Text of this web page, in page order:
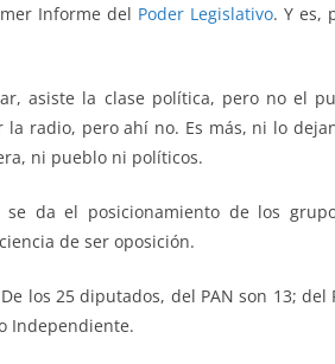
Informe del Poder Legislativo. Y es,
asiste la clase política, pero no el
la radio, pero ahí no. Es más, ni lo
ni pueblo ni políticos.
da el posicionamiento de los
de ser oposición.
los 25 diputados, del PAN son 13; del
Independiente.